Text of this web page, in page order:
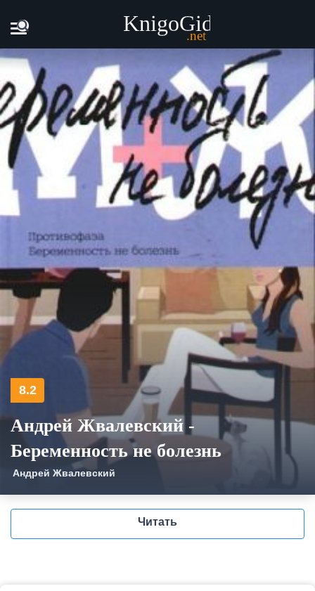
Главная Андрей Жвалевский - Беременность не
8.2
Андрей Жвалевский -
Беременность не болезнь
Андрей Жвалевский
Читать